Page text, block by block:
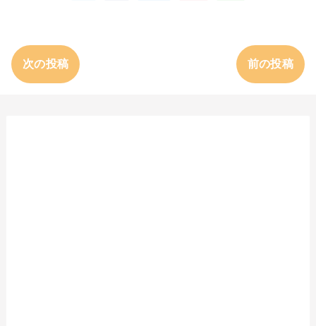
次の投稿 前の投稿